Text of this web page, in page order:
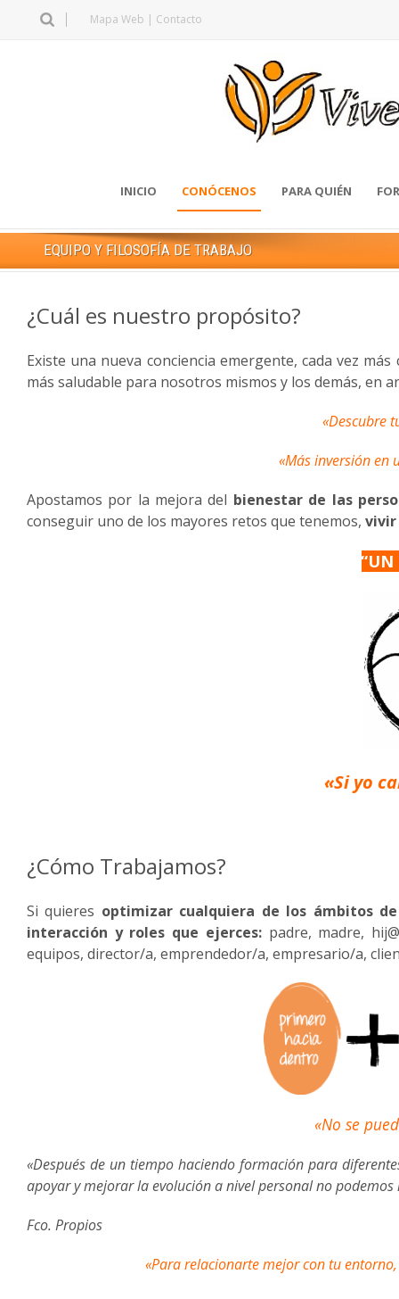
Mapa Web | Contacto
INICIO CONÓCENOS PARA QUIÉN
EQUIPO Y FILOSOFÍA DE TRABAJO
¿Cuál es nuestro propósito?
Existe una nueva conciencia emergente, cada vez
más saludable para nosotros mismos y los demás, en
«Descubre
«Más inversión en
Apostamos por la mejora del bienestar de las
conseguir uno de los mayores retos que tenemos, vivir
“UN
«Si yo
¿Cómo Trabajamos?
Si quieres optimizar cualquiera de los ámbitos
interacción y roles que ejerces:padre, madre,
equipos, director/a, emprendedor/a, empresario/a,
«No se
«Después de un tiempo haciendo formación para
apoyar y mejorar la evolución a nivel personal no
Fco. Propios
«Para relacionarte mejor con tu